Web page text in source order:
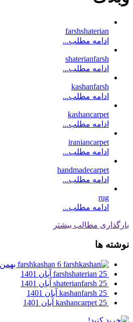
farshshaterian
ادامه مطلب...
shaterianfarsh
ادامه مطلب...
kashanfarsh
ادامه مطلب...
kashancarpet
ادامه مطلب...
iraniancarpet
ادامه مطلب...
handmadecarpet
ادامه مطلب...
rug
ادامه مطلب...
بارگذاری مطالب بیشتر
نوشته ها
farshkashan 6 بهمن 1402
farshshaterian 25 آبان 1401
shaterianfarsh 25 آبان 1401
kashanfarsh 25 آبان 1401
kashancarpet 25 آبان 1401